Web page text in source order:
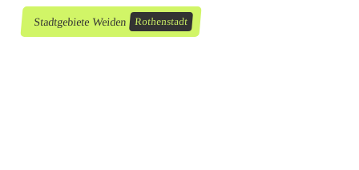
Stadtgebiete Weiden Rothenstadt